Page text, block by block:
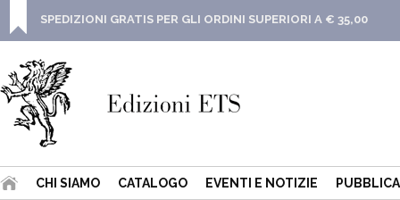
SPEDIZIONI GRATIS PER GLI ORDINI SUPERIORI A € 35,00
CHI SIAMO CATALOGO EVENTI E NOTIZIE